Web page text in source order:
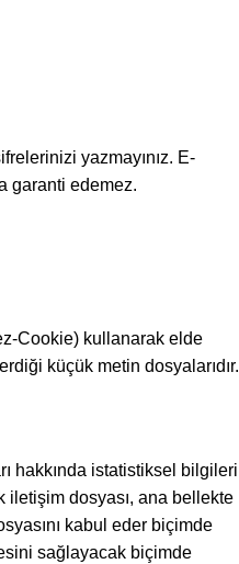
yazmayınız. E-
garanti edemez.
Cookie) kullanarak elde
küçük metin dosyalarıdır.
hakkında istatistiksel bilgileri
iletişim dosyası, ana bellekte
kabul eder biçimde
sağlayacak biçimde